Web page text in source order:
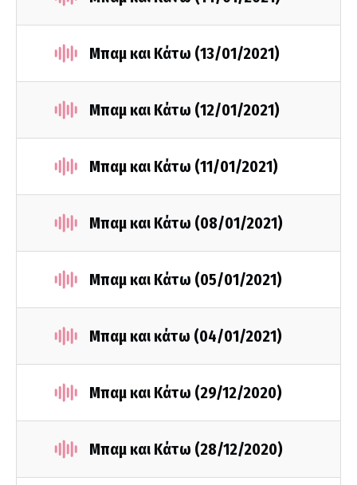
Μπαμ και Κάτω (13/01/2021)
Μπαμ και Κάτω (12/01/2021)
Μπαμ και Κάτω (11/01/2021)
Μπαμ και Κάτω (08/01/2021)
Μπαμ και Κάτω (05/01/2021)
Μπαμ και κάτω (04/01/2021)
Μπαμ και Κάτω (29/12/2020)
Μπαμ και Κάτω (28/12/2020)